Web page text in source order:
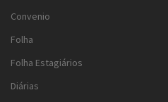
Convenio
Folha
Folha Estagiários
Diárias